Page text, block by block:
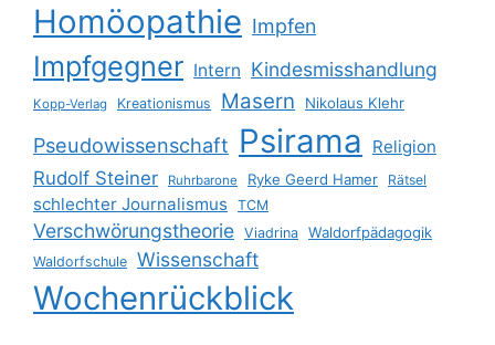
Homöopathie Impfen
Impfgegner Intern Kindesmisshandlung
Kopp-Verlag Kreationismus Masern Nikolaus Klehr
Pseudowissenschaft Psirama Religion
Rudolf Steiner Ruhrbarone Ryke Geerd Hamer Rätsel
schlechter Journalismus TCM
Verschwörungstheorie Viadrina Waldorfpädagogik
Waldorfschule Wissenschaft
Wochenrückblick